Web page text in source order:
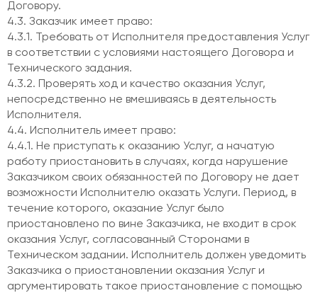
Договору.
4.3. Заказчик имеет право:
4.3.1. Требовать от Исполнителя предоставления Услуг
в соответствии с условиями настоящего Договора и
Технического задания.
4.3.2. Проверять ход и качество оказания Услуг,
непосредственно не вмешиваясь в деятельность
Исполнителя.
4.4. Исполнитель имеет право:
4.4.1. Не приступать к оказанию Услуг, а начатую
работу приостановить в случаях, когда нарушение
Заказчиком своих обязанностей по Договору не дает
возможности Исполнителю оказать Услуги. Период, в
течение которого, оказание Услуг было
приостановлено по вине Заказчика, не входит в срок
оказания Услуг, согласованный Сторонами в
Техническом задании. Исполнитель должен уведомить
Заказчика о приостановлении оказания Услуг и
аргументировать такое приостановление с помощью